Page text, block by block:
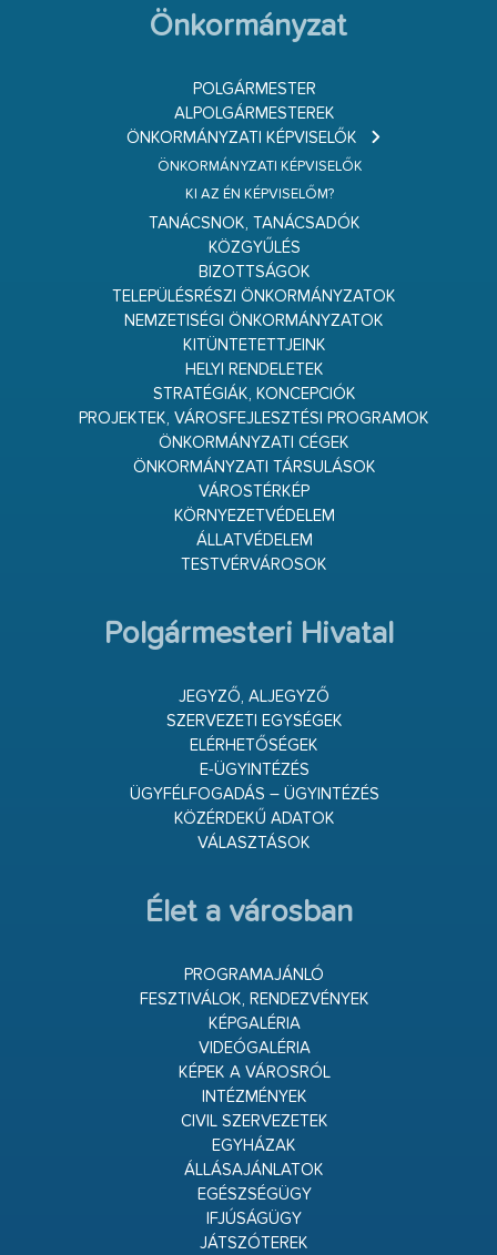
Önkormányzat
POLGÁRMESTER
ALPOLGÁRMESTEREK
ÖNKORMÁNYZATI KÉPVISELŐK
ÖNKORMÁNYZATI KÉPVISELŐK
KI AZ ÉN KÉPVISELŐM?
TANÁCSNOK, TANÁCSADÓK
KÖZGYŰLÉS
BIZOTTSÁGOK
TELEPÜLÉSRÉSZI ÖNKORMÁNYZATOK
NEMZETISÉGI ÖNKORMÁNYZATOK
KITÜNTETETTJEINK
HELYI RENDELETEK
STRATÉGIÁK, KONCEPCIÓK
PROJEKTEK, VÁROSFEJLESZTÉSI PROGRAMOK
ÖNKORMÁNYZATI CÉGEK
ÖNKORMÁNYZATI TÁRSULÁSOK
VÁROSTÉRKÉP
KÖRNYEZETVÉDELEM
ÁLLATVÉDELEM
TESTVÉRVÁROSOK
Polgármesteri Hivatal
JEGYZŐ, ALJEGYZŐ
SZERVEZETI EGYSÉGEK
ELÉRHETŐSÉGEK
E-ÜGYINTÉZÉS
ÜGYFÉLFOGADÁS – ÜGYINTÉZÉS
KÖZÉRDEKŰ ADATOK
VÁLASZTÁSOK
Élet a városban
PROGRAMAJÁNLÓ
FESZTIVÁLOK, RENDEZVÉNYEK
KÉPGALÉRIA
VIDEÓGALÉRIA
KÉPEK A VÁROSRÓL
INTÉZMÉNYEK
CIVIL SZERVEZETEK
EGYHÁZAK
ÁLLÁSAJÁNLATOK
EGÉSZSÉGÜGY
IFJÚSÁGÜGY
JÁTSZÓTEREK